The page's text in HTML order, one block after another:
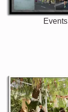
Events